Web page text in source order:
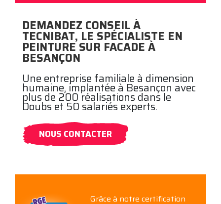
DEMANDEZ CONSEIL À
TECNIBAT, LE SPÉCIALISTE EN
PEINTURE SUR FACADE À
BESANÇON
Une entreprise familiale à dimension
humaine, implantée à Besançon avec
plus de 200 réalisations dans le
Doubs et 50 salariés experts.
NOUS CONTACTER
Grâce à notre certification